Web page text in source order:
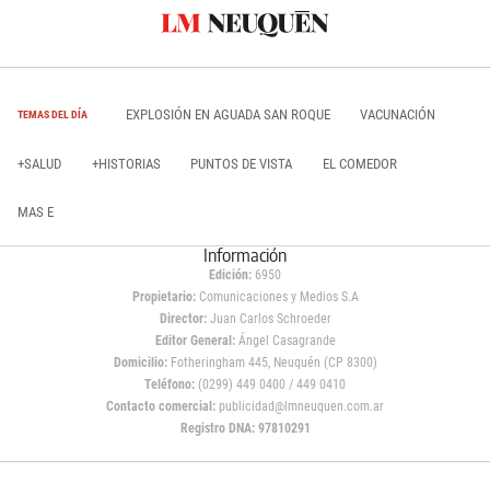
TEMAS DEL DÍA EXPLOSIÓN EN AGUADA SAN ROQUE VACUNACIÓN
+SALUD +HISTORIAS PUNTOS DE VISTA EL COMEDOR
MAS E
Información
Edición: 6950
Propietario:Comunicaciones y Medios S.A
Director: Juan Carlos Schroeder
Editor General:Ángel Casagrande
Domicilio:Fotheringham 445, Neuquén (CP 8300)
Teléfono: (0299) 449 0400 / 449 0410
Contacto comercial: publicidad@lmneuquen.com.ar
Registro DNA: 97810291